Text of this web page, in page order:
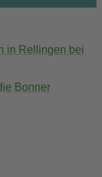
in Rellingen bei
Bonner